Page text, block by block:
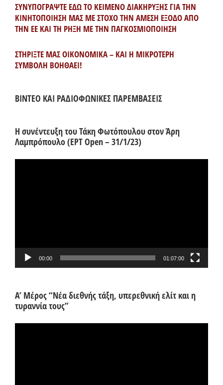
ΣΥΝΥΠΟΓΡΑΨΤΕ ΕΔΩ ΤΟ ΚΕΙΜΕΝΟ ΔΙΑΚΗΡΥΞΗΣ ΓΙΑ ΤΗΝ
ΚΙΝΗΤΟΠΟΙΗΣΗ ΜΑΣ ΜΕ ΣΤΟΧΟ ΤΗΝ ΑΜΕΣΗ ΕΞΟΔΟ ΑΠΟ
ΤΗΝ ΕΕ ΚΑΙ ΤΗ ΡΗΞΗ ΜΕ ΤΗΝ ΠΑΓΚΟΣΜΙΟΠΟΙΗΣΗ
ΣΤΗΡΙΞΤΕ ΜΑΣ ΟΙΚΟΝΟΜΙΚΑ – ΚΑΙ Η ΜΙΚΡΟΤΕΡΗ
ΣΥΜΒΟΛΗ ΒΟΗΘΑΕΙ!
ΒΙΝΤΕΟ ΚΑΙ ΡΑΔΙΟΦΩΝΙΚΕΣ ΠΑΡΕΜΒΑΣΕΙΣ
Η συνέντευξη του Τάκη Φωτόπουλου στον Άρη
Λαμπρόπουλο (ΕΡΤ Open – 31/1/23)
00:00 01:07:00
Α’ Μέρος “Νέα διεθνής τάξη, υπερεθνική ελίτ και η
τυραννία τους”